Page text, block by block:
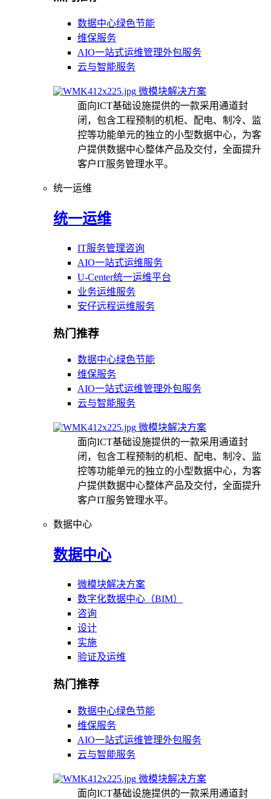
数据中心绿色节能
维保服务
AIO一站式运维管理外包服务
云与智能服务
微模块解决方案
面向ICT基础设施提供的一款采用通道封
闭，包含工程预制的机柜、配电、制冷、监
控等功能单元的独立的小型数据中心，为客
户提供数据中心整体产品及交付，全面提升
客户IT服务管理水平。
统一运维
统一运维
IT服务管理咨询
AIO一站式运维服务
U-Center统一运维平台
业务运维服务
安仔远程运维服务
热门推荐
数据中心绿色节能
维保服务
AIO一站式运维管理外包服务
云与智能服务
微模块解决方案
面向ICT基础设施提供的一款采用通道封
闭，包含工程预制的机柜、配电、制冷、监
控等功能单元的独立的小型数据中心，为客
户提供数据中心整体产品及交付，全面提升
客户IT服务管理水平。
数据中心
数据中心
微模块解决方案
数字化数据中心（BIM）
咨询
设计
实施
验证及运维
热门推荐
数据中心绿色节能
维保服务
AIO一站式运维管理外包服务
云与智能服务
微模块解决方案
面向ICT基础设施提供的一款采用通道封